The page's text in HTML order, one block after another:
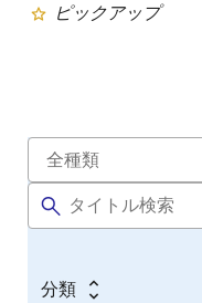
ピックアップ
分類